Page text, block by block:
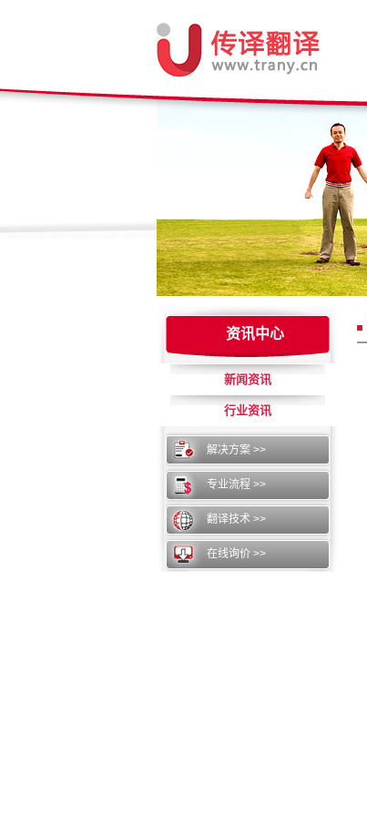
资讯中心
新闻资讯
行业资讯
解决方案 >>
专业流程 >>
翻译技术 >>
在线询价 >>